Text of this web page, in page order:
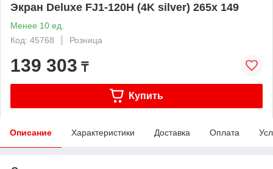
Экран Deluxe FJ1-120H (4K silver) 265x 149
Менее 10 ед.
Код: 45768
Розница
139 303 ₸
Купить
Описание Характеристики Доставка Оплата